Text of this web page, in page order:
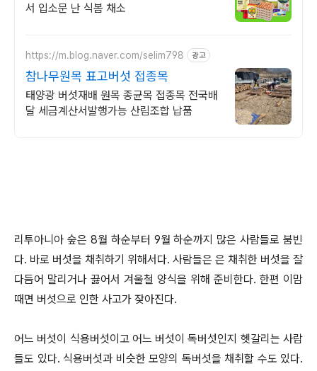
서 입소문 난 식봄 채소
https://m.blog.naver.com/selim798 광고
참나무원목 표고버섯 접종목
태양광 버섯재배 원목 종균목 접종목 전국배
달 세금계산서발행가능 산림조합 납품
리투아니아 숲은 8월 하순부터 9월 하순까지 많은 사람들로 붐빈
다. 바로 버섯을 채취하기 위해서다. 사람들은 은 채취한 버섯을 잘
다듬어 말리거나 끓어서 겨울철 양식을 위해 준비한다. 한편 이맘
때면 버섯으로 인한 사고가 잦아진다.
어느 버섯이 식용버섯이고 어느 버섯이 독버섯인지 헷갈리는 사람
들도 있다. 식용버섯과 비슷한 모양의 독버섯을 채취할 수도 있다.